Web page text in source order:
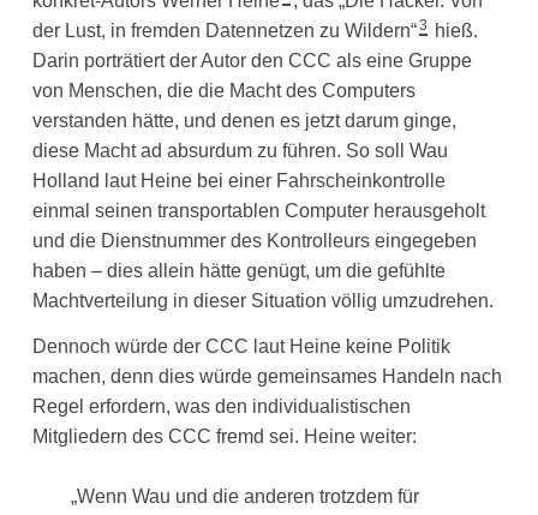
der Lust, in fremden Datennetzen zu Wildern“3
hieß.
Darin porträtiert der Autor den CCC als eine Gruppe
von Menschen, die die Macht des Computers
verstanden hätte, und denen es jetzt darum ginge,
diese Macht ad absurdum zu führen. So soll Wau
Holland laut Heine bei einer Fahrscheinkontrolle
einmal seinen transportablen Computer herausgeholt
und die Dienstnummer des Kontrolleurs eingegeben
haben – dies allein hätte genügt, um die gefühlte
Machtverteilung in dieser Situation völlig umzudrehen.
Dennoch würde der CCC laut Heine keine Politik
machen, denn dies würde gemeinsames Handeln nach
Regel erfordern, was den individualistischen
Mitgliedern des CCC fremd sei. Heine weiter:
„Wenn Wau und die anderen trotzdem für